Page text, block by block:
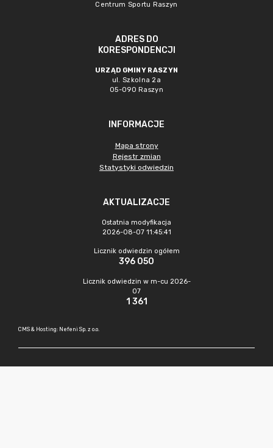
Centrum Sportu Raszyn
ADRES DO
KORESPONDENCJI
URZĄD GMINY RASZYN
ul. Szkolna 2a
05-090 Raszyn
INFORMACJE
Mapa strony
Rejestr zmian
Statystyki odwiedzin
AKTUALIZACJE
Ostatnia modyfikacja
2026-08-07 11:45:41
Licznik odwiedzin ogółem
396 050
Licznik odwiedzin w m-cu 2026-
07
1 361
CMS & Hosting: Nefeni Sp. z o.o.